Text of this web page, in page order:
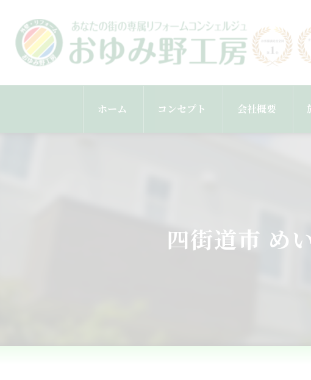
ホーム コンセプト 会社概要
四街道市 め